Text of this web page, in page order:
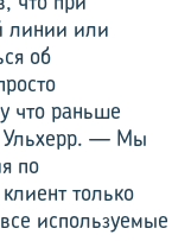
линии или
об
что раньше
Ульхерр. — Мы
по
только
используемые